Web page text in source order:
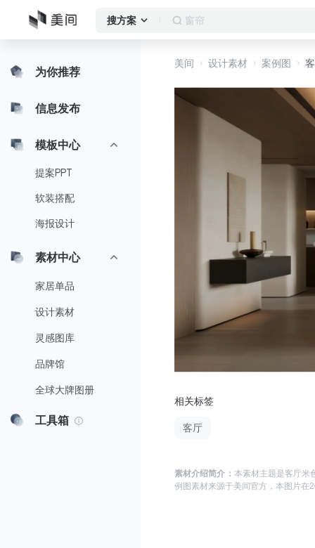
搜方案 作品集
为你推荐
信息发布
模板中心
提案PPT
软装搭配
海报设计
素材中心
家居单品
设计素材
灵感图库
品牌馆
全球大牌图册
工具箱
美间 设计素材 案例图
相关标签
客厅
素材介绍简介： 本素材主题是客厅米
例图 素材来源于美间官方 ，本图片在